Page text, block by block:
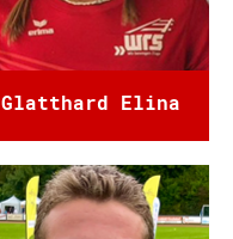
Glatthard Elina